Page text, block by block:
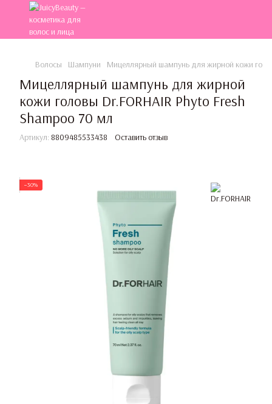
Волосы Шампуни Мицеллярный шампунь для жирной кожи
Мицеллярный шампунь для жирной
кожи головы Dr.FORHAIR Phyto Fresh
Shampoo 70 мл
Артикул: 8809485533438 Оставить отзыв
−30%